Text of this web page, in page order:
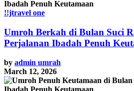
!!jtravel one
Umroh Berkah di Bulan Suci
Perjalanan Ibadah Penuh
by admin umrah
March 12, 2026